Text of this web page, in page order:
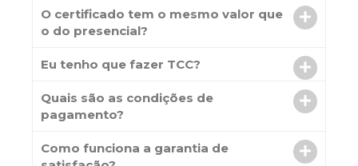
O certificado tem o mesmo valor que
o do presencial?
Eu tenho que fazer TCC?
Quais são as condições de
pagamento?
Como funciona a garantia de